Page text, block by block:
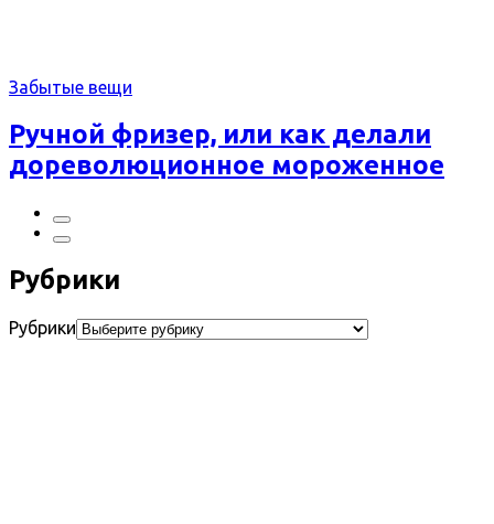
Забытые вещи
Ручной фризер, или как делали
дореволюционное мороженное
Рубрики
Рубрики